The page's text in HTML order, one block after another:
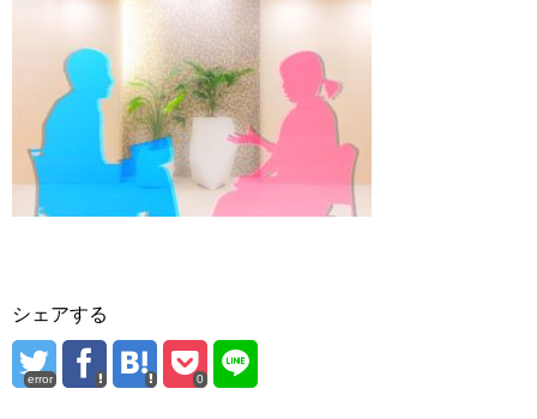
シェアする
error 0